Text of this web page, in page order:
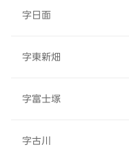
字日面
字東新畑
字富士塚
字古川